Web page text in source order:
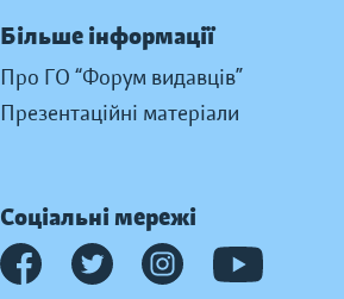
Більше інформації
Про ГО “Форум видавців”
Презентаційні матеріали
Соціальні мережі